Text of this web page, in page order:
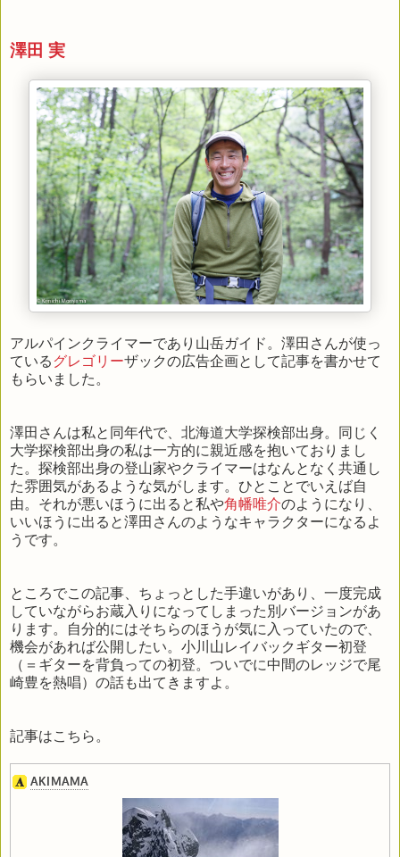
澤田 実
アルパインクライマーであり山岳ガイド。澤田さんが使っ
ているグレゴリーザックの広告企画として記事を書かせて
もらいました。
澤田さんは私と同年代で、北海道大学探検部出身。同じく
大学探検部出身の私は一方的に親近感を抱いておりまし
た。探検部出身の登山家やクライマーはなんとなく共通し
た雰囲気があるような気がします。ひとことでいえば自
由。それが悪いほうに出ると私や角幡唯介のようになり、
いいほうに出ると澤田さんのようなキャラクターになるよ
うです。
ところでこの記事、ちょっとした手違いがあり、一度完成
していながらお蔵入りになってしまった別バージョンがあ
ります。自分的にはそちらのほうが気に入っていたので、
機会があれば公開したい。小川山レイバックギター初登
（＝ギターを背負っての初登。ついでに中間のレッジで尾
崎豊を熱唱）の話も出てきますよ。
記事はこちら。